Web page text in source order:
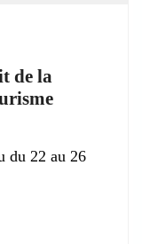
de la
du 22 au 26